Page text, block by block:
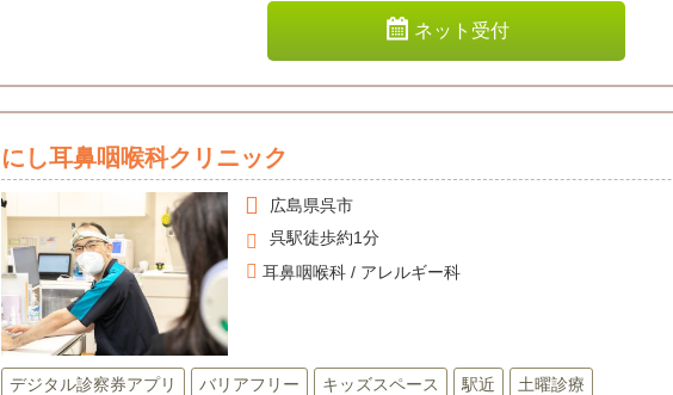
ネット受付
にし耳鼻咽喉科クリニック
広島県呉市
呉駅徒歩約1分
耳鼻咽喉科 / アレルギー科
デジタル診察券アプリ バリアフリー キッズスペース 駅近 土曜診療